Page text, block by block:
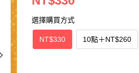
選擇購買方式
NT$330 10點＋NT$260